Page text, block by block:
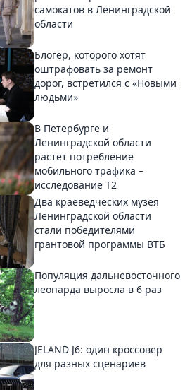
самокатов в Ленинградской
области
Блогер, которого хотят
оштрафовать за ремонт
дорог, встретился с «Новыми
людьми»
В Петербурге и
Ленинградской области
растет потребление
мобильного трафика –
исследование T2
Два краеведческих музея
Ленинградской области
стали победителями
грантовой программы ВТБ
Популяция дальневосточного
леопарда выросла в 6 раз
JELAND J6: один кроссовер
для разных сценариев